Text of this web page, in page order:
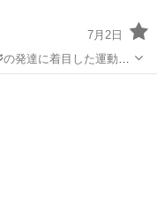
7月2日
の発達に着目した運動プ